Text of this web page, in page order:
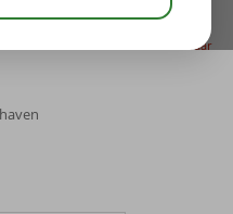
bewaar